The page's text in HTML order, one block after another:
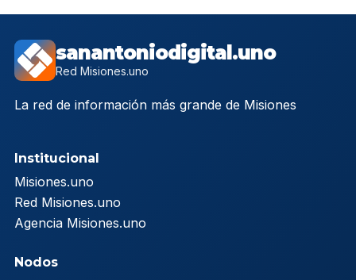
sanantoniodigital.uno
Red Misiones.uno
La red de información más grande de Misiones
Institucional
Misiones.uno
Red Misiones.uno
Agencia Misiones.uno
Nodos